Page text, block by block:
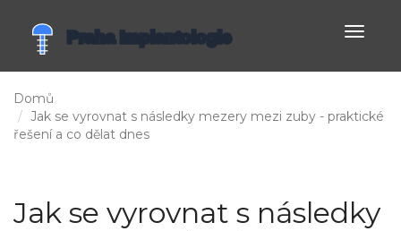
Domů
Jak se vyrovnat s následky mezery mezi zuby - praktické
řešení a co dělat dnes
Jak se vyrovnat s následky